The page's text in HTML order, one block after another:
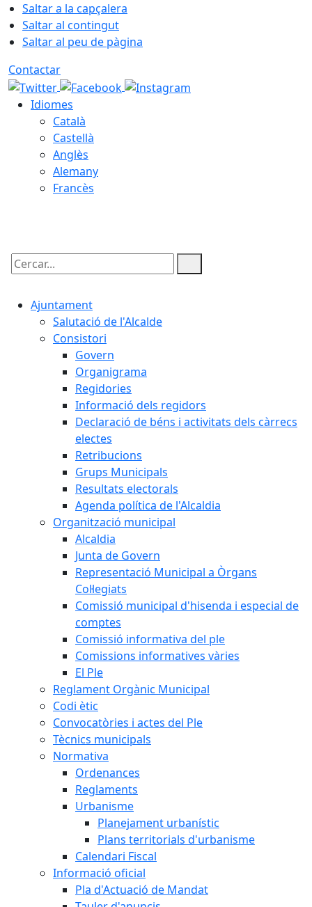
Saltar a la capçalera
Saltar al contingut
Saltar al peu de pàgina
Contactar
Idiomes
Català
Castellà
Anglès
Alemany
Francès
Cercar:
Ajuntament
Salutació de l'Alcalde
Consistori
Govern
Organigrama
Regidories
Informació dels regidors
Declaració de béns i activitats dels càrrecs
electes
Retribucions
Grups Municipals
Resultats electorals
Agenda política de l'Alcaldia
Organització municipal
Alcaldia
Junta de Govern
Representació Municipal a Òrgans
Col·legiats
Comissió municipal d'hisenda i especial de
comptes
Comissió informativa del ple
Comissions informatives vàries
El Ple
Reglament Orgànic Municipal
Codi ètic
Convocatòries i actes del Ple
Tècnics municipals
Normativa
Ordenances
Reglaments
Urbanisme
Planejament urbanístic
Plans territorials d'urbanisme
Calendari Fiscal
Informació oficial
Pla d'Actuació de Mandat